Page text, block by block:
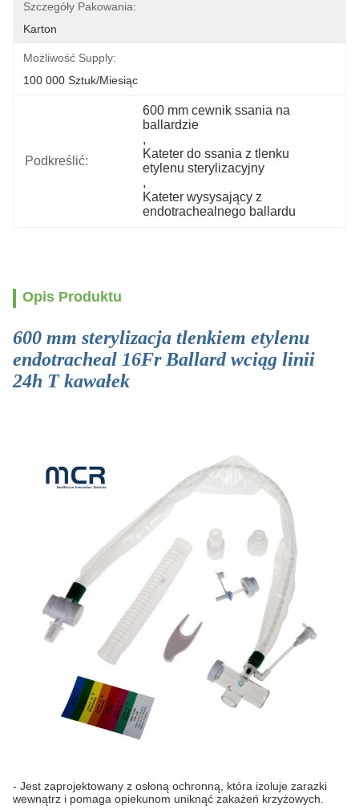
Szczegóły Pakowania:
Karton
Możliwość Supply:
100 000 Sztuk/miesiąc
Podkreślić:
600 mm cewnik ssania na
ballardzie
,
Kateter do ssania z tlenku
etylenu sterylizacyjny
,
Kateter wysysający z
endotrachealnego ballardu
Opis Produktu
600 mm sterylizacja tlenkiem etylenu
endotracheal 16Fr Ballard wciąg linii
24h T kawałek
- Jest zaprojektowany z osłoną ochronną, która izoluje zarazki
wewnątrz i pomaga opiekunom uniknąć zakażeń krzyżowych.